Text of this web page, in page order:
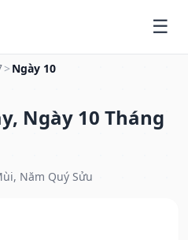
> Ngày 10
Ngày 10 Tháng
Năm Quý Sửu